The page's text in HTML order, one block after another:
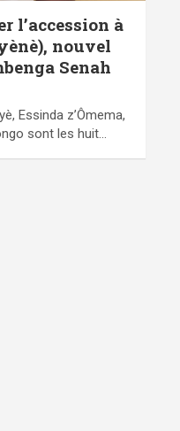
l’accession à
nouvel
Senah
Essinda z’Ômema,
sont les huit…